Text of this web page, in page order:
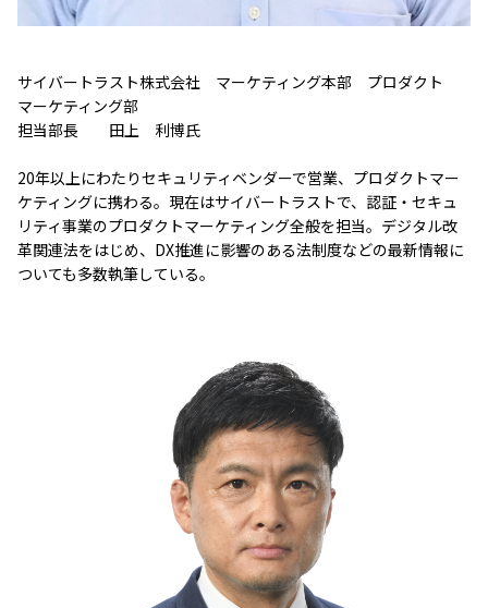
サイバートラスト株式会社 マーケティング本部 プロダクト
マーケティング部
担当部長 田上 利博氏
20年以上にわたりセキュリティベンダーで営業、プロダクトマー
ケティングに携わる。現在はサイバートラストで、認証・セキュ
リティ事業のプロダクトマーケティング全般を担当。デジタル改
革関連法をはじめ、DX推進に影響のある法制度などの最新情報に
ついても多数執筆している。